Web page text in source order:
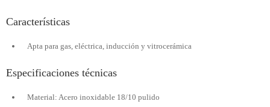
Características
Apta para gas, eléctrica, inducción y vitrocerámica
Especificaciones técnicas
Material: Acero inoxidable 18/10 pulido